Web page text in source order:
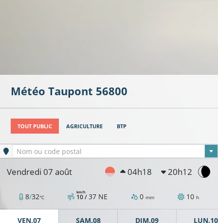
Météo Taupont 56800
TOUT PUBLIC AGRICULTURE BTP
Ville sélectionnée
Nom ou code postal
Vendredi 07 août 04h18 20h12
8/32°C 10 /
km/h 37 NE 0 mm 10 h
VEN.07 SAM.08 DIM.09 LUN.10